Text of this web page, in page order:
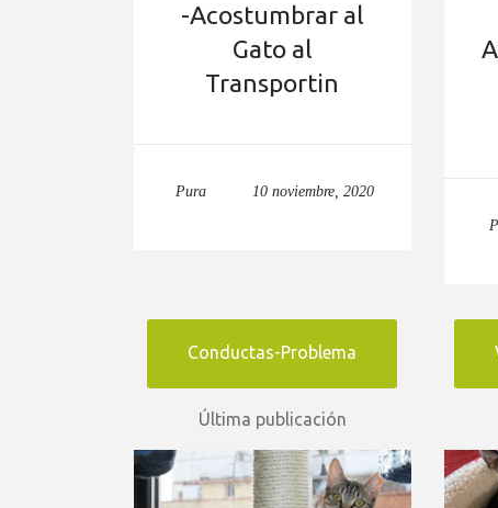
-Acostumbrar al
Gato al
Transportin
Pura 10 noviembre, 2020
Conductas-Problema
Última publicación